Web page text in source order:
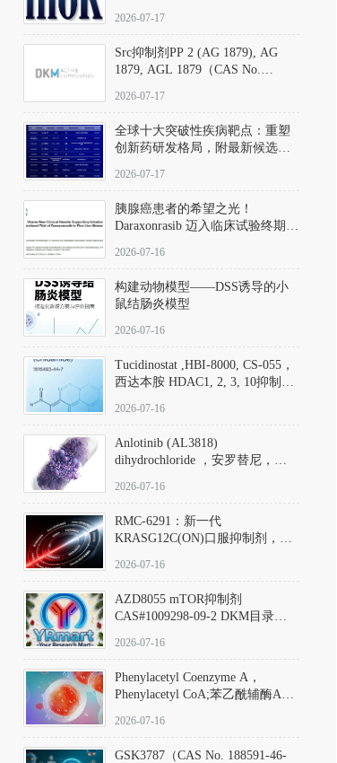
140 nM和300 nM；在众多丝氨酸/
中，其靶向ROCK的选择性超过
200倍，凸显出优异的分子特异
2026-07-17
Src抑制剂PP 2 (AG 1879), AG
1879, AGL 1879（CAS No.
应用指南
2026-07-17
全球十大突破性疾病靶点：重塑
创新药研发格局，附最新候选分
2026-07-17
胰腺癌患者的希望之光！
Daraxonrasib 迈入临床试验终期阶
2026-07-16
构建动物模型——DSS诱导的小
鼠结肠炎模型
2026-07-16
Tucidinostat ,HBI-8000, CS-055，
西达本胺 HDAC1, 2, 3, 10抑制剂
D808567) - DKM活性分子
2026-07-16
Anlotinib (AL3818)
dihydrochloride ，安罗替尼，
Hydrochloride实验方法步骤SOP
2026-07-16
RMC-6291：新一代
KRASG12C(ON)口服抑制剂，
(Elironrasib)CAS#2641998-63-0
2026-07-16
AZD8055 mTOR抑制剂
CAS#1009298-09-2 DKM目录号
激酶抑制剂的深度剖析
2026-07-16
Phenylacetyl Coenzyme A，
Phenylacetyl CoA;苯乙酰辅酶A
2026-07-16
GSK3787（CAS No. 188591-46-